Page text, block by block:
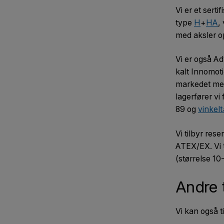
Vi er et
type H+HA,
med aksler
Vi er også
kalt
markedet
lagerfører vi
89 og
Vi tilbyr
ATEX/EX.
(størrelse
Andre
Vi kan også